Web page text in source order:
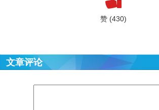
赞 (430)
文章评论